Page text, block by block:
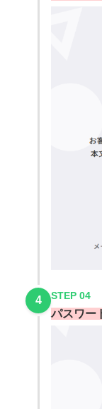
4 STEP 04
パスワー